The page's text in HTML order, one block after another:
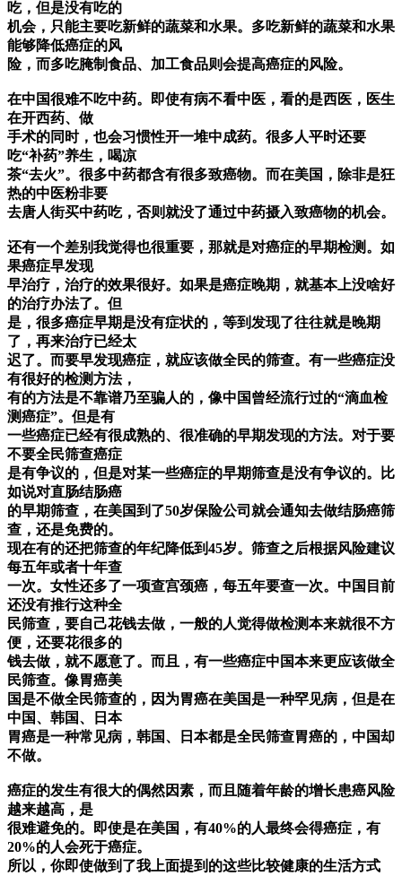
吃，但是没有吃的
机会，只能主要吃新鲜的蔬菜和水果。多吃新鲜的蔬菜和水果
能够降低癌症的风
险，而多吃腌制食品、加工食品则会提高癌症的风险。
在中国很难不吃中药。即使有病不看中医，看的是西医，医生
在开西药、做
手术的同时，也会习惯性开一堆中成药。很多人平时还要
吃“补药”养生，喝凉
茶“去火”。很多中药都含有很多致癌物。而在美国，除非是狂
热的中医粉非要
去唐人街买中药吃，否则就没了通过中药摄入致癌物的机会。
还有一个差别我觉得也很重要，那就是对癌症的早期检测。如
果癌症早发现
早治疗，治疗的效果很好。如果是癌症晚期，就基本上没啥好
的治疗办法了。但
是，很多癌症早期是没有症状的，等到发现了往往就是晚期
了，再来治疗已经太
迟了。而要早发现癌症，就应该做全民的筛查。有一些癌症没
有很好的检测方法，
有的方法是不靠谱乃至骗人的，像中国曾经流行过的“滴血检
测癌症”。但是有
一些癌症已经有很成熟的、很准确的早期发现的方法。对于要
不要全民筛查癌症
是有争议的，但是对某一些癌症的早期筛查是没有争议的。比
如说对直肠结肠癌
的早期筛查，在美国到了50岁保险公司就会通知去做结肠癌筛
查，还是免费的。
现在有的还把筛查的年纪降低到45岁。筛查之后根据风险建议
每五年或者十年查
一次。女性还多了一项查宫颈癌，每五年要查一次。中国目前
还没有推行这种全
民筛查，要自己花钱去做，一般的人觉得做检测本来就很不方
便，还要花很多的
钱去做，就不愿意了。而且，有一些癌症中国本来更应该做全
民筛查。像胃癌美
国是不做全民筛查的，因为胃癌在美国是一种罕见病，但是在
中国、韩国、日本
胃癌是一种常见病，韩国、日本都是全民筛查胃癌的，中国却
不做。
癌症的发生有很大的偶然因素，而且随着年龄的增长患癌风险
越来越高，是
很难避免的。即使是在美国，有40%的人最终会得癌症，有
20%的人会死于癌症。
所以，你即使做到了我上面提到的这些比较健康的生活方式